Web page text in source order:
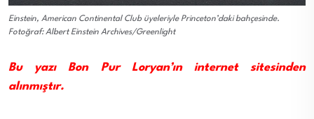
Einstein, American Continental Club üyeleriyle Princeton’daki bahçesinde.
Fotoğraf: Albert Einstein Archives/Greenlight
Bu yazı Bon Pur Loryan’ın internet sitesinden
alınmıştır.